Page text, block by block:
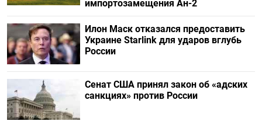
импортозамещения Ан-2
Илон Маск отказался предоставить
Украине Starlink для ударов вглубь
России
Сенат США принял закон об «адских
санкциях» против России